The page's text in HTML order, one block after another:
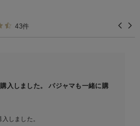
43件
入しました。 パジャマも一緒に購
しました。